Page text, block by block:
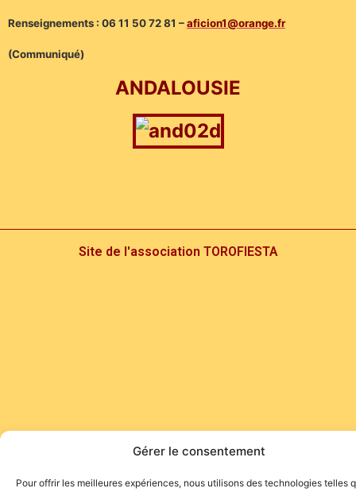
Gérer le consentement
Pour offrir les meilleures expériences, nous utilisons des technologies telles
Renseignements : 06 11 50 72 81 –aficion1@orange.fr
(Communiqué)
ANDALOUSIE
Site de l'association TOROFIESTA